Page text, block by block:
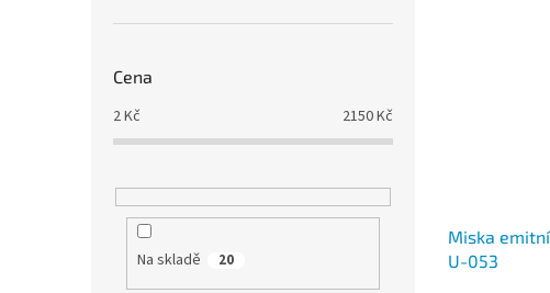
Cena
2Kč 2150Kč
Na skladě 20
Miska
U-053